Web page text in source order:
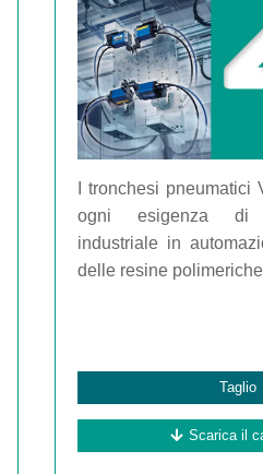
I tronchesi pneumatici
ogni esigenza di
industriale in
delle resine
Taglio
Scarica il